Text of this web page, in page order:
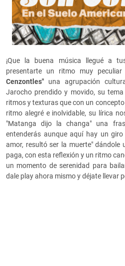
¡Que la buena música llegué a
presentarte un ritmo muy
Cenzontles" una agrupación
Jarocho prendido y movido, su
ritmos y texturas que con un
ritmo alegré e inolvidable, su lírica
"Matanga dijo la changa" una
entenderás aunque aquí hay un
amor, resultó ser la muerte" dándole
paga, con esta reflexión y un ritmo
un momento de serenidad para
dale play ahora mismo y déjate llevar